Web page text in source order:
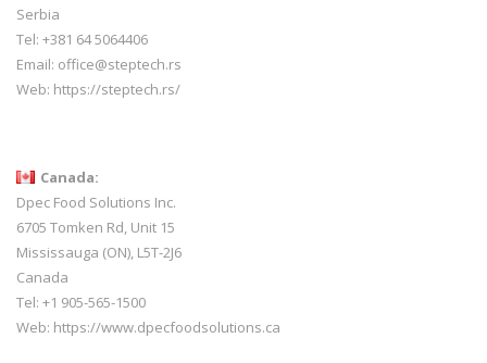
Serbia
Tel: +381 64 5064406
Email: office@steptech.rs
Web: https://steptech.rs/
Canada:
Dpec Food Solutions Inc.
6705 Tomken Rd, Unit 15
Mississauga (ON), L5T-2J6
Canada
Tel: +1 905-565-1500
Web: https://www.dpecfoodsolutions.ca